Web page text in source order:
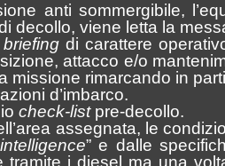
anti sommergibile,
decollo, viene letta la
briefing di carattere
attacco e/o
missione rimarcando in
d’imbarco.
check-listpre-decollo.
assegnata, le
intelligence” e dalle
tramite i diesel ma una